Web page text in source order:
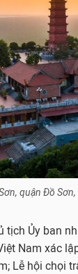
quận Đồ
tịch Ủy ban
Nam xác
Lễ hội chọi